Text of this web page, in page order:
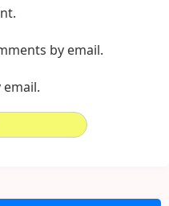
by email.